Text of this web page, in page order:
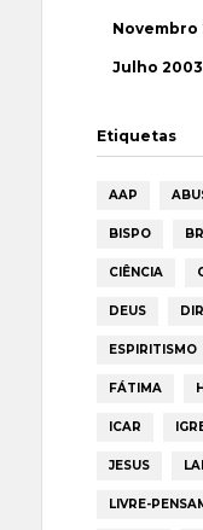
Novembro
Julho 2003
Etiquetas
AAP
BISPO
CIÊNCIA
DEUS
ESPIRITISMO
FÁTIMA
ICAR
JESUS
LIVRE-